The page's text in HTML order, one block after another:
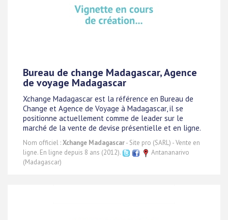
Bureau de change Madagascar, Agence
de voyage Madagascar
Xchange Madagascar est la référence en Bureau de
Change et Agence de Voyage à Madagascar, il se
positionne actuellement comme de leader sur le
marché de la vente de devise présentielle et en ligne.
Nom officiel :Xchange Madagascar- Site pro (SARL) - Vente en
ligne. En ligne depuis 8 ans (2012).
Antananarivo
(Madagascar)